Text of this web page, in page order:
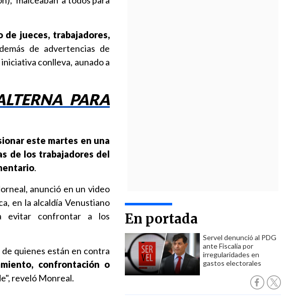
En portada
Servel denunció al PDG
ante Fiscalía por
irregularidades en
gastos electorales
de jueces, trabajadores,
de advertencias de
conlleva, aunado a
PARA
este martes en una
de los trabajadores del
.
anunció en un video
en la alcaldía Venustiano
evitar confrontar a los
quienes están en contra
confrontación o
reveló Monreal.